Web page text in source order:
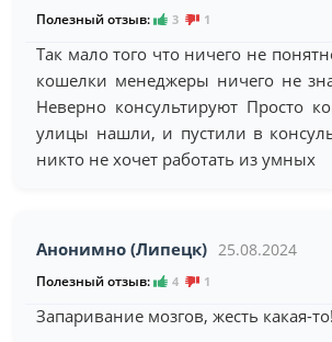
Полезный отзыв: 3 1
Так мало того что ничего не
кошелки менеджеры ничего не
Неверно консультируют Просто
улицы нашли, и пустили в
никто не хочет работать из умных
Анонимно (Липецк) 25.08.2024
Полезный отзыв: 4 1
Запаривание мозгов, жесть какая-